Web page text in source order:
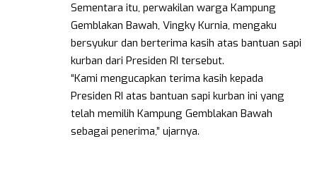
Sementara itu, perwakilan warga Kampung
Gemblakan Bawah, Vingky Kurnia, mengaku
bersyukur dan berterima kasih atas bantuan sapi
kurban dari Presiden RI tersebut.
“Kami mengucapkan terima kasih kepada
Presiden RI atas bantuan sapi kurban ini yang
telah memilih Kampung Gemblakan Bawah
sebagai penerima,” ujarnya.